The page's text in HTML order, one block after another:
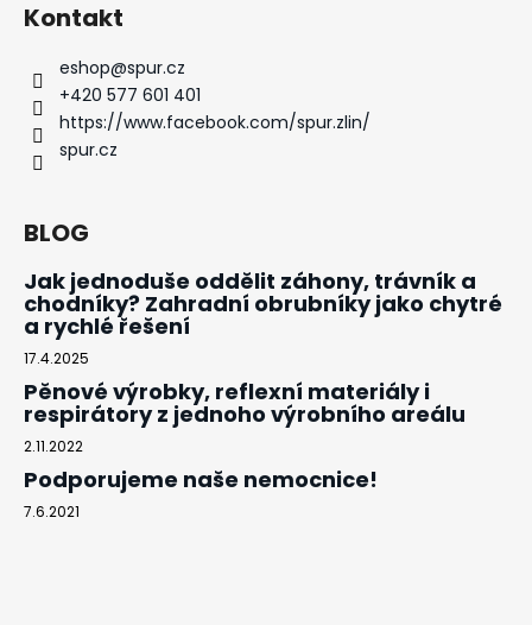
Kontakt
eshop@spur.cz
+420 577 601 401
https://www.facebook.com/spur.zlin/
spur.cz
BLOG
Jak jednoduše oddělit záhony, trávník a
chodníky? Zahradní obrubníky jako chytré
a rychlé řešení
17.4.2025
Pěnové výrobky, reflexní materiály i
respirátory z jednoho výrobního areálu
2.11.2022
Podporujeme naše nemocnice!
7.6.2021